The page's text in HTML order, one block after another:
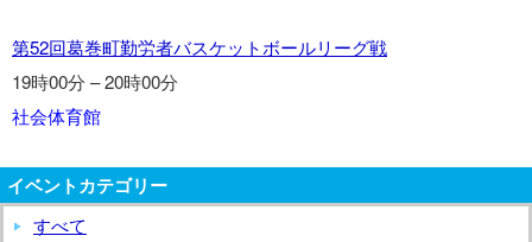
グ
戦
場、
親
ス
ー
ツ
第
回
葛
町
勤
第52回葛巻町勤労者バスケットボールリーグ戦
19時00分 –20時00分
社会体育館
イベントカテゴリー
すべて